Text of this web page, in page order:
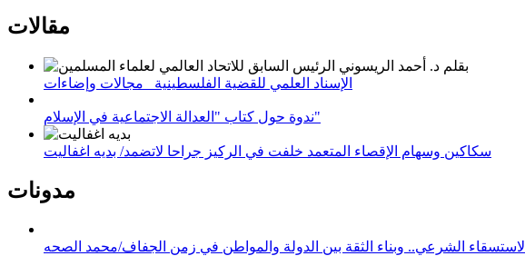
مقالات
الإسناد العلمي للقضية الفلسطينية_ مجالات وإضاءات
ندوة حول كتاب "العدالة الاجتماعية في الإسلام"
سكاكين وسهام الإقصاء المتعمد خلفت في الركيز جراحا لاتضمد/ بديه اغفاليت
مدونات
الاستسقاء الشرعي.. وبناء الثقة بين الدولة والمواطن في زمن الجفاف/محمد الصحه